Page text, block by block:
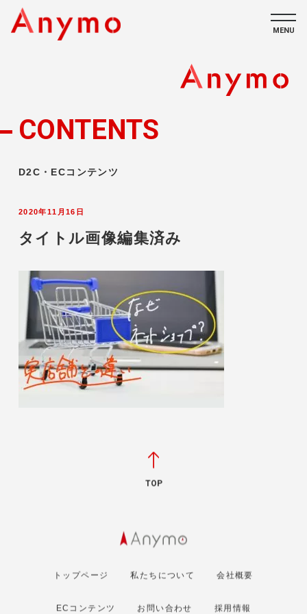
私たちについて
CONTACT
MENU
CONTENTS
D2C・ECコンテンツ
2020年11月16日
タイトル画像編集済み
TOP
トップページ 私たちについて 会社概要
ECコンテンツ お問い合わせ 採用情報